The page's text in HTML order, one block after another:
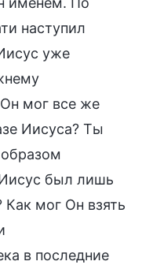
наступил
уже
мог все же
Иисуса? Ты
был лишь
Как мог Он взять
в последние